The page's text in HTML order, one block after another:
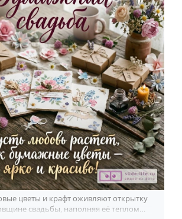
цветы и крафт оживляют открытку
свадьбы, наполняя её теплом